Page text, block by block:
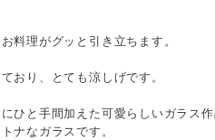
料理がグッと引き立ちます。
おり、とても涼しげです。
ひと手間加えた可愛らしいガラス
ナなガラスです。